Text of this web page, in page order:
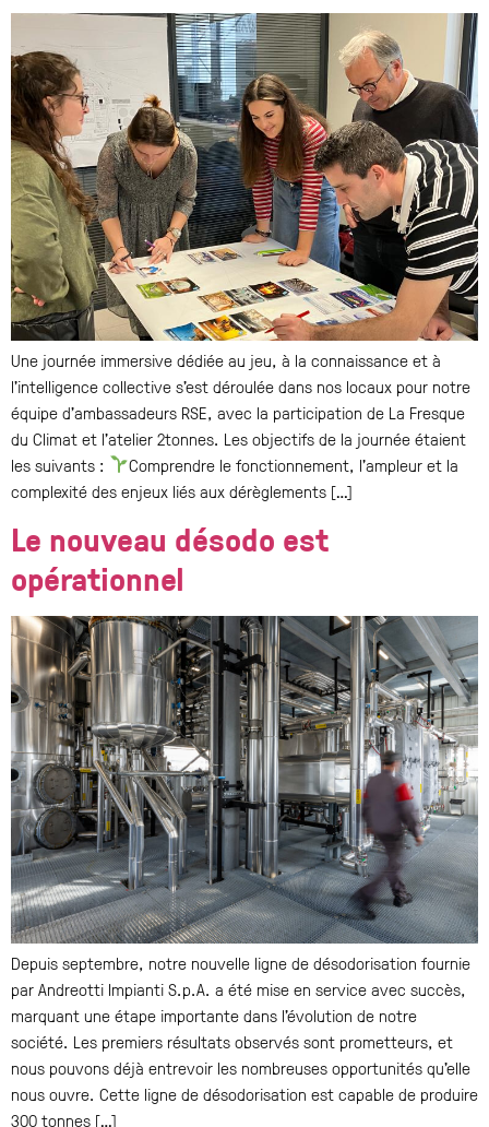
Une journée immersive dédiée au jeu, à la connaissance et à
l’intelligence collective s’est déroulée dans nos locaux pour notre
équipe d’ambassadeurs RSE, avec la participation de La Fresque
du Climat et l’atelier 2tonnes. Les objectifs de la journée étaient
les suivants :
Comprendre le fonctionnement, l’ampleur et la
complexité des enjeux liés aux dérèglements […]
Le nouveau désodo est
opérationnel
Depuis septembre, notre nouvelle ligne de désodorisation fournie
par Andreotti Impianti S.p.A. a été mise en service avec succès,
marquant une étape importante dans l’évolution de notre
société. Les premiers résultats observés sont prometteurs, et
nous pouvons déjà entrevoir les nombreuses opportunités qu’elle
nous ouvre. Cette ligne de désodorisation est capable de produire
300 tonnes […]